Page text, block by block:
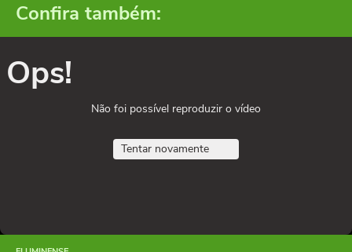
Confira também:
Ops!
Não foi possível reproduzir o vídeo
Tentar novamente